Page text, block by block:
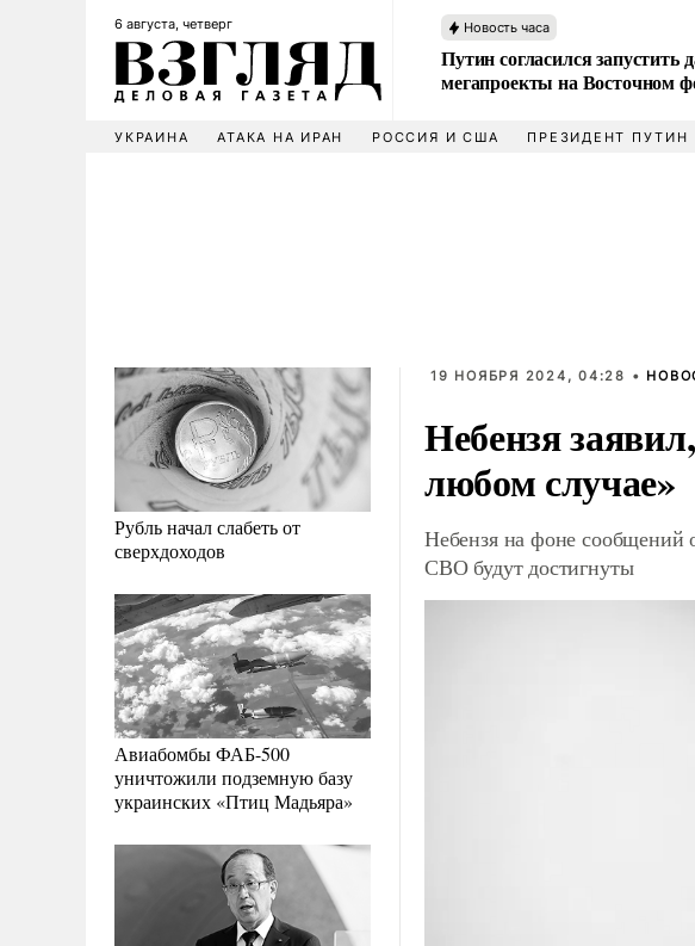
6 августа, четверг Новость часа
Путин согласился запустить
мегапроекты на Восточном
УКРАИНА АТАКА НА ИРАН РОССИЯ И США ПРЕЗИДЕНТ ПУТИН
Рубль начал слабеть от
сверхдоходов
Авиабомбы ФАБ-500
уничтожили подземную базу
украинских «Птиц Мадьяра»
19 НОЯБРЯ 2024, 04:28 •
Небензя
любом случае»
Небензя на фоне сообщений
СВО будут достигнуты